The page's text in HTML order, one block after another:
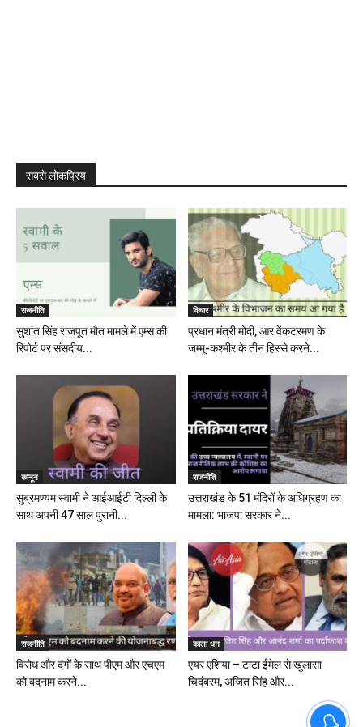
सबसे लोकप्रिय
राजनीति
सुशांत सिंह राजपूत मौत मामले में एम्स की
रिपोर्ट पर संसदीय...
विचार
प्रधान मंत्री मोदी, आर वेंकटरमण के
जम्मू-कश्मीर के तीन हिस्से करने...
कानून
सुब्रमण्यम स्वामी ने आईआईटी दिल्ली के
साथ अपनी 47 साल पुरानी...
राजनीति
उत्तराखंड के 51 मंदिरों के अधिग्रहण का
मामला: भाजपा सरकार ने...
राजनीति
विरोध और दंगों के साथ पीएम और एचएम
को बदनाम करने...
काला धन
एयर एशिया – टाटा ईमेल से खुलासा
चिदंबरम, अजित सिंह और...